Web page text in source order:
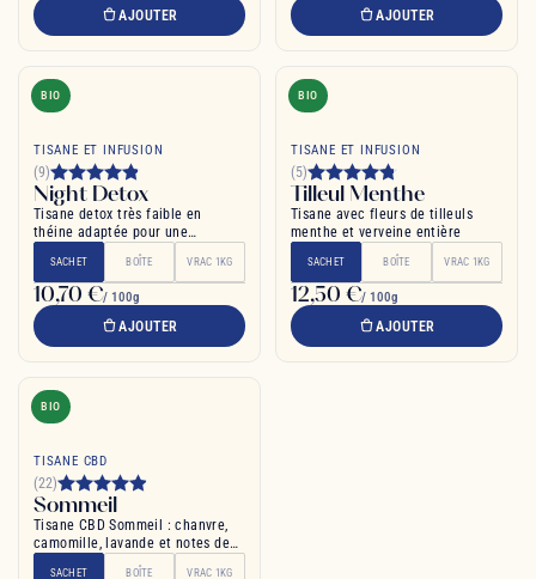
AJOUTER AJOUTER
BIO
TISANE ET INFUSION
(9)
Night Detox
Tisane detox très faible en
théine adaptée pour une
consommation le soir
SACHET BOÎTE VRAC 1KG
10,70 €/ 100g
AJOUTER
BIO
TISANE ET INFUSION
(5)
Tilleul Menthe
Tisane avec fleurs de tilleuls
menthe et verveine entière
SACHET BOÎTE VRAC 1KG
12,50 €/ 100g
AJOUTER
BIO
TISANE CBD
(22)
Sommeil
Tisane CBD Sommeil : chanvre,
camomille, lavande et notes de
SACHET BOÎTE VRAC 1KG